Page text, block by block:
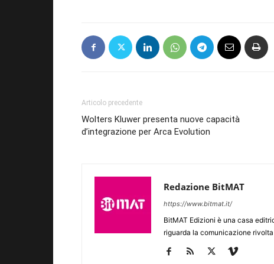
Articolo precedente
Wolters Kluwer presenta nuove capacità
d’integrazione per Arca Evolution
Redazione BitMAT
https://www.bitmat.it/
BitMAT Edizioni è una casa
riguarda la comunicazione